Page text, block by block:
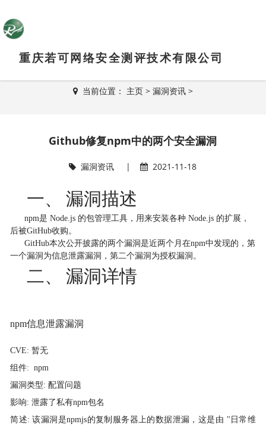
重庆若可网络安全测评技术有限公司
当前位置： 主页> 漏洞资讯>
Github修复npm中的两个安全漏洞
漏洞资讯 | 2021-11-18
一、 漏洞描述
npm是 Node.js 的包管理工具，用来安装各种 Node.js 的扩展，
后被GitHub收购。
GitHub本次公开披露的两个漏洞是近两个月在npm中发现的，第
一个漏洞为信息泄露漏洞，第二个漏洞为授权漏洞。
二、 漏洞详情
npm信息泄露漏洞
CVE:暂无
组件: npm
漏洞类型: 配置问题
影响: 泄露了私有npm包名
简述: 该漏洞是npmjs的复制服务器上的数据泄漏，这是由 "日常维